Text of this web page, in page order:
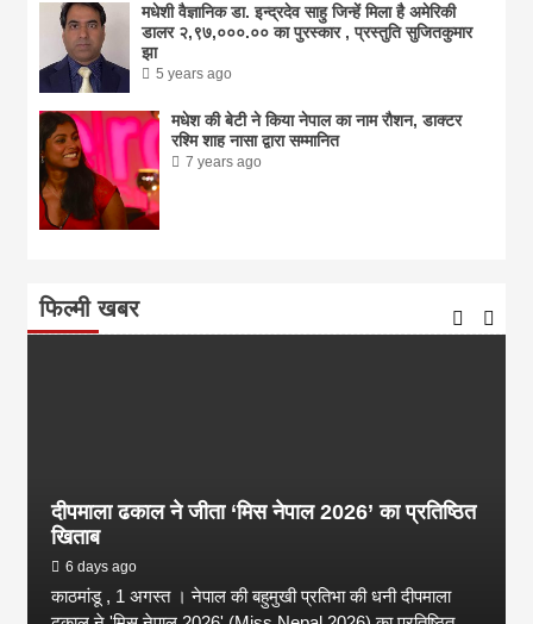
मधेशी वैज्ञानिक डा. इन्द्रदेव साहु जिन्हें मिला है अमेरिकी
डालर २,९७,०००.०० का पुरस्कार , प्रस्तुति सुजितकुमार
झा
5 years ago
मधेश की बेटी ने किया नेपाल का नाम राैशन, डाक्टर
रश्मि शाह नासा द्वारा सम्मानित
7 years ago
फिल्मी खबर
दीपमाला ढकाल ने जीता ‘मिस नेपाल 2026’ का प्रतिष्ठित
खिताब
6 days ago
काठमांडू , 1 अगस्त । नेपाल की बहुमुखी प्रतिभा की धनी दीपमाला